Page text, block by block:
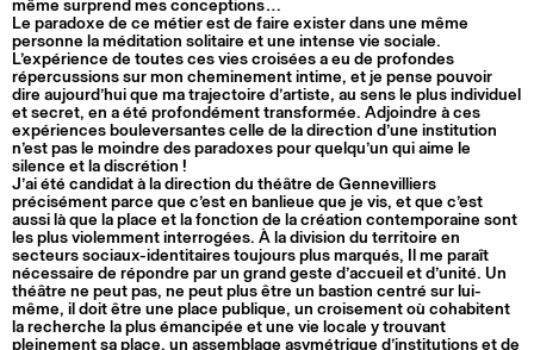
même surprend mes conceptions…
Le paradoxe de ce métier est de faire exister dans une même
personne la méditation solitaire et une intense vie sociale.
L’expérience de toutes ces vies croisées a eu de profondes
répercussions sur mon cheminement intime, et je pense pouvoir
dire aujourd’hui que ma trajectoire d’artiste, au sens le plus individuel
et secret, en a été profondément transformée. Adjoindre à ces
expériences bouleversantes celle de la direction d’une institution
n’est pas le moindre des paradoxes pour quelqu’un qui aime le
silence et la discrétion !
J’ai été candidat à la direction du théâtre de Gennevilliers
précisément parce que c’est en banlieue que je vis, et que c’est
aussi là que la place et la fonction de la création contemporaine sont
les plus violemment interrogées. À la division du territoire en
secteurs sociaux-identitaires toujours plus marqués, Il me paraît
nécessaire de répondre par un grand geste d’accueil et d’unité. Un
théâtre ne peut pas, ne peut plus être un bastion centré sur lui-
même, il doit être une place publique, un croisement où cohabitent
la recherche la plus émancipée et une vie locale y trouvant
pleinement sa place, un assemblage asymétrique d’institutions et de